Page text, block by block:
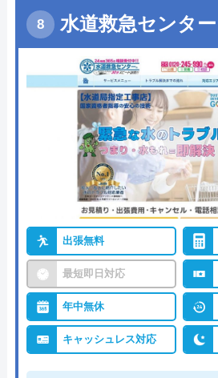
水道救急センター
出張無料
最短即日対応
年中無休
キャッシュレス対応